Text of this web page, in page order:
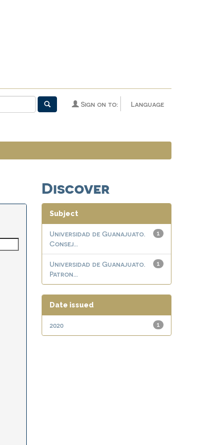
Language
Sign on to:
Discover
Subject
1
Universidad de Guanajuato.
Consej...
1
Universidad de Guanajuato.
Patron...
Date issued
1
2020